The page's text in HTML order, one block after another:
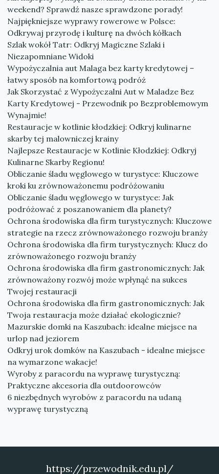
weekend? Sprawdź nasze sprawdzone porady!
Najpiękniejsze wyprawy rowerowe w Polsce:
Odkrywaj przyrodę i kulturę na dwóch kółkach
Szlak wokół Tatr: Odkryj Magiczne Szlaki i
Niezapomniane Widoki
Wypożyczalnia aut Malaga bez karty kredytowej –
łatwy sposób na komfortową podróż
Jak Skorzystać z Wypożyczalni Aut w Maladze Bez
Karty Kredytowej - Przewodnik po Bezproblemowym
Wynajmie!
Restauracje w kotlinie kłodzkiej: Odkryj kulinarne
skarby tej malowniczej krainy
Najlepsze Restauracje w Kotlinie Kłodzkiej: Odkryj
Kulinarne Skarby Regionu!
Obliczanie śladu węglowego w turystyce: Kluczowe
kroki ku zrównoważonemu podróżowaniu
Obliczanie śladu węglowego w turystyce: Jak
podróżować z poszanowaniem dla planety?
Ochrona środowiska dla firm turystycznych: Kluczowe
strategie na rzecz zrównoważonego rozwoju branży
Ochrona środowiska dla firm turystycznych: Klucz do
zrównoważonego rozwoju branży
Ochrona środowiska dla firm gastronomicznych: Jak
zrównoważony rozwój może wpłynąć na sukces
Twojej restauracji
Ochrona środowiska dla firm gastronomicznych: Jak
Twoja restauracja może działać ekologicznie?
Mazurskie domki na Kaszubach: idealne miejsce na
urlop nad jeziorem
Odkryj urok domków na Kaszubach - idealne miejsce
na wymarzone wakacje!
Wyroby z paracordu na wyprawę turystyczną:
Praktyczne akcesoria dla outdoorowców
6 niezbędnych wyrobów z paracordu na udaną
wyprawę turystyczną
https://przewodnik.edu.pl/